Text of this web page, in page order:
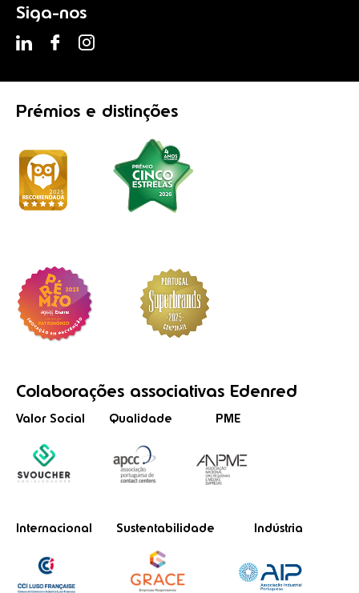
Siga-nos
Prémios e distinções
Colaborações associativas Edenred
Valor Social Qualidade PME
Internacional Sustentabilidade Indústria